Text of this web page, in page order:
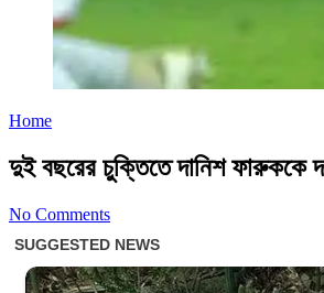
Home
দুই বছরের চুক্তিতে দানিশ ফারুককে
No Comments